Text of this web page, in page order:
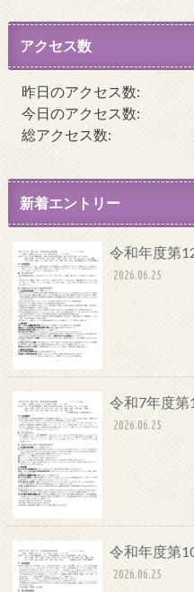
アクセス数
昨日のアクセス数:
今日のアクセス数:
総アクセス数:
新着エントリー
令和年度第
2026.06.25
令和7年度第
2026.06.25
令和年度第
2026.06.25